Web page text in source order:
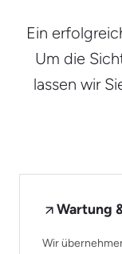
Ein
Um die
lassen wir
Wartung
Wir